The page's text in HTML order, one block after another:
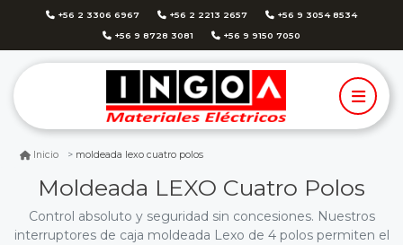
+56 2 3306 6967 +56 2 2213 2657 +56 9 3054 8534
+56 9 8728 3081 +56 9 9150 7050
Inicio moldeada lexo cuatro polos
Moldeada LEXO Cuatro Polos
Control absoluto y seguridad sin concesiones. Nuestros
interruptores de caja moldeada Lexo de 4 polos permiten el